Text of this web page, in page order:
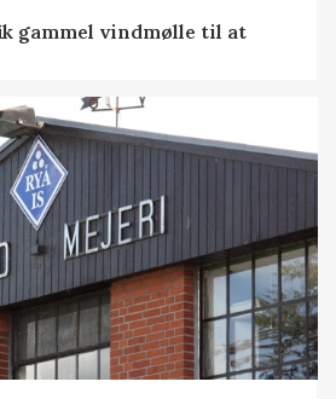
gammel vindmølle til at